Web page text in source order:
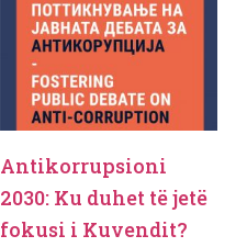
Antikorrupsioni
2030: Ku duhet të jetë
fokusi i Kuvendit?